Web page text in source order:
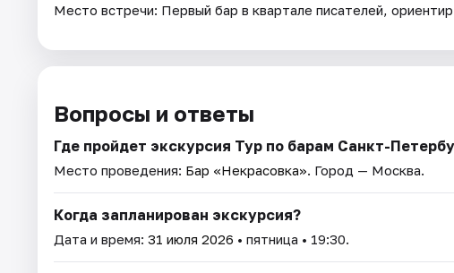
Место встречи: Первый бар в квартале писателей,
Вопросы и ответы
Где пройдет экскурсия Тур по барам Санкт-
Место проведения: Бар «Некрасовка». Город — Москва.
Когда запланирован экскурсия?
Дата и время: 31 июля 2026 • пятница • 19:30.